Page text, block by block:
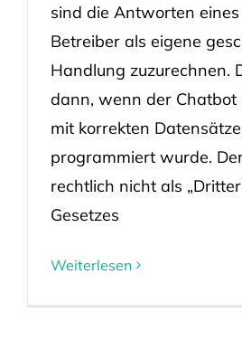
sind die Antworten
Betreiber als eigene
Handlung zuzurechnen.
dann, wenn der Chatbot
mit korrekten
programmiert wurde.
rechtlich nicht als
Gesetzes
Weiterlesen